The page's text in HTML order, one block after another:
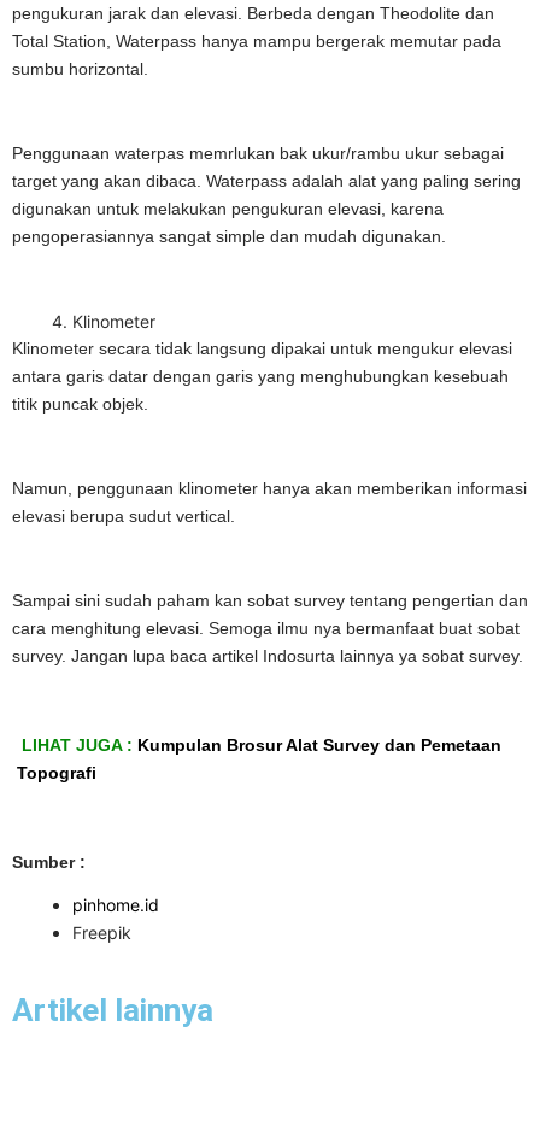
pengukuran jarak dan elevasi. Berbeda dengan Theodolite dan
Total Station, Waterpass hanya mampu bergerak memutar pada
sumbu horizontal.
Penggunaan waterpas memrlukan bak ukur/rambu ukur sebagai
target yang akan dibaca. Waterpass adalah alat yang paling sering
digunakan untuk melakukan pengukuran elevasi, karena
pengoperasiannya sangat simple dan mudah digunakan.
Klinometer
Klinometer secara tidak langsung dipakai untuk mengukur elevasi
antara garis datar dengan garis yang menghubungkan kesebuah
titik puncak objek.
Namun, penggunaan klinometer hanya akan memberikan informasi
elevasi berupa sudut vertical.
Sampai sini sudah paham kan sobat survey tentang pengertian dan
cara menghitung elevasi. Semoga ilmu nya bermanfaat buat sobat
survey. Jangan lupa baca artikel Indosurta lainnya ya sobat survey.
LIHAT JUGA : Kumpulan Brosur Alat Survey dan Pemetaan
Topografi
Sumber :
pinhome.id
Freepik
Artikel lainnya